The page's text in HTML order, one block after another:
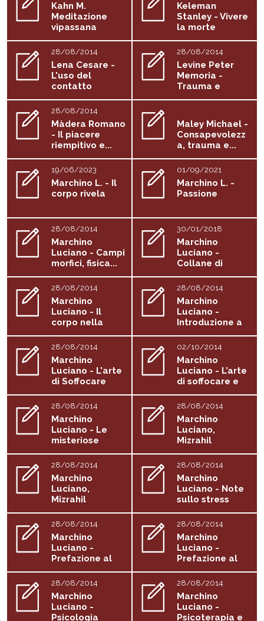
Kahn M.
Meditazione
vipassana
Keleman
Stanley - Vivere
la morte
28/08/2014
Lena Cesare -
L'uso del
contatto
diretto in...
28/08/2014
Levine Peter
Memoria -
Trauma e
Guarigione
28/08/2014
Màdera Romano
- Il piacere
riempitivo e...
Maley Michael -
Consapevolezz
a, trauma e...
19/06/2023
Marchino L. - Il
corpo rivela
01/09/2021
Marchino L. -
Passione
28/08/2014
Marchino
Luciano - Campi
morfici, fisica...
30/01/2018
Marchino
Luciano -
Collane di
brividi
28/08/2014
Marchino
Luciano - Il
corpo nella
complessità
28/08/2014
Marchino
Luciano -
Introduzione a
L'arte di vivere...
28/08/2014
Marchino
Luciano - L'arte
di Soffocare
02/10/2014
Marchino
Luciano - L’arte
di soffocare e
lo...
28/08/2014
Marchino
Luciano - Le
misteriose
farfalle
dell'anima
28/08/2014
Marchino
Luciano,
Mizrahil
Monique - La...
28/08/2014
Marchino
Luciano,
Mizrahil
Monique - Sani...
28/08/2014
Marchino
Luciano - Note
sullo stress
28/08/2014
Marchino
Luciano -
Prefazione al
libro di...
28/08/2014
Marchino
Luciano -
Prefazione al
libro Essere...
28/08/2014
Marchino
Luciano -
Psicologia
28/08/2014
Marchino
Luciano -
Psicoterapia e